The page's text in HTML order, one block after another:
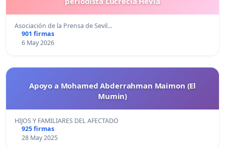
Asociación de la Prensa de Sevil…
901 firmas
6 May 2026
Apoyo a Mohamed Abderrahman Maimon (El
Mumin)
HIJOS Y FAMILIARES DEL AFECTADO
925 firmas
28 May 2025